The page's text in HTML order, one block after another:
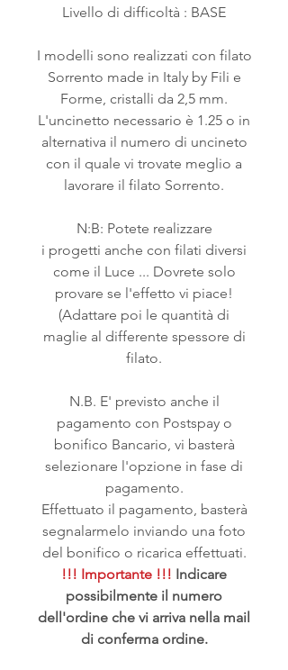
Livello di difficoltà : BASE
I modelli sono realizzati con filato
Sorrento made in Italy by Fili e
Forme, cristalli da 2,5 mm.
L'uncinetto necessario è 1.25 o in
alternativa il numero di uncineto
con il quale vi trovate meglio a
lavorare il filato Sorrento.
N:B: Potete realizzare
i progetti anche con filati diversi
come il Luce ... Dovrete solo
provare se l'effetto vi piace!
(Adattare poi le quantità di
maglie al differente spessore di
filato.
N.B. E' previsto anche il
pagamento con Postspay o
bonifico Bancario, vi basterà
selezionare l'opzione in fase di
pagamento.
Effettuato il pagamento, basterà
segnalarmelo inviando una foto
del bonifico o ricarica effettuati.
!!! Importante !!! Indicare
possibilmente il numero
dell'ordine che vi arriva nella mail
di conferma ordine.